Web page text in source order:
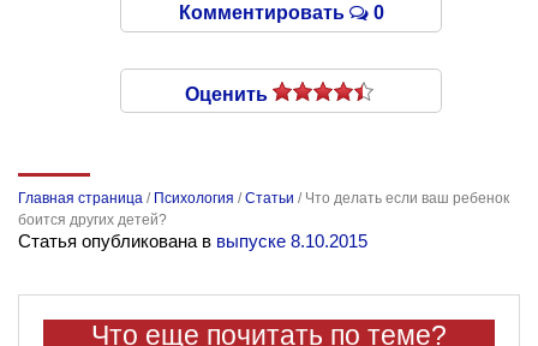
Комментировать 0
Оценить
Главная страница / Психология /Статьи / Что делать если ваш ребенок
боится других детей?
Статья опубликована в выпуске 8.10.2015
Что еще почитать по теме?